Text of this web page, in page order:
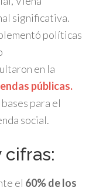
significativa.
políticas
en la
públicas.
para el
social.
cifras:
el 60% de los